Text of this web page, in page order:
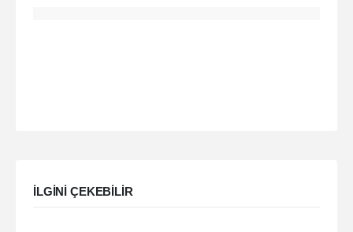
ILGINI ÇEKEBILIR